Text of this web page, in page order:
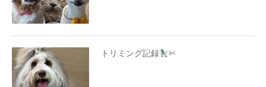
トリミング記録 ✄